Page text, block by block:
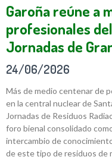
Garoña reúne a
profesionales
Jornadas de
24/06/2026
Más de medio centenar de
en la central nuclear de
Jornadas de Residuos
foro bienal consolidado
intercambio de
de este tipo de residuos de